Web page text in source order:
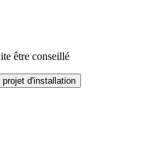
être conseillé
projet d'installation